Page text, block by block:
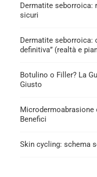
Dermatite seborroica:
sicuri
Dermatite seborroica:
definitiva” (realtà e
Botulino o Filler? La
Giusto
Microdermoabrasione
Benefici
Skin cycling: schema